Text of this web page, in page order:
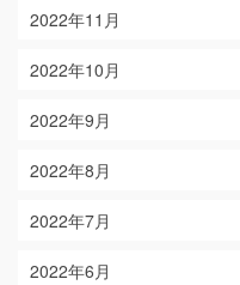
2022年11月
2022年10月
2022年9月
2022年8月
2022年7月
2022年6月